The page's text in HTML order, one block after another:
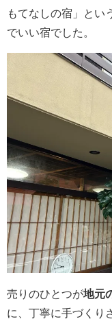
もてなしの宿」とい
でいい宿でした。
売りのひとつが地元
に、丁寧に手づくり